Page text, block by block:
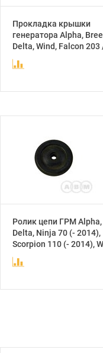
Прокладка крышки
генератора Alpha,
Delta, Wind, Falcon 203
Ролик цепи ГРМ Alpha,
Delta, Ninja 70 (- 2014),
Scorpion 110 (- 2014),